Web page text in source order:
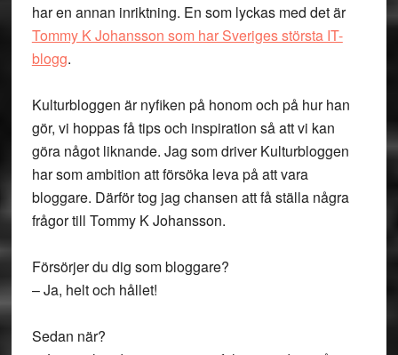
har en annan inriktning. En som lyckas med det är
Tommy K Johansson som har Sveriges största IT-
blogg.
Kulturbloggen är nyfiken på honom och på hur han
gör, vi hoppas få tips och inspiration så att vi kan
göra något liknande. Jag som driver Kulturbloggen
har som ambition att försöka leva på att vara
bloggare. Därför tog jag chansen att få ställa några
frågor till Tommy K Johansson.
Försörjer du dig som bloggare?
– Ja, helt och hållet!
Sedan när?